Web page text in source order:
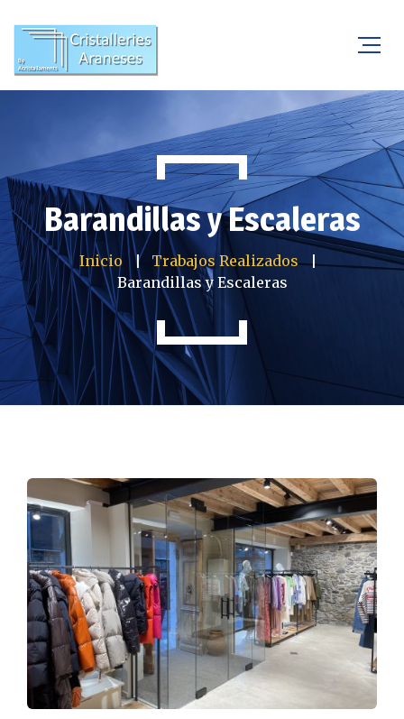
Barandillas y Escaleras
Inicio
Trabajos Realizados
Barandillas y Escaleras